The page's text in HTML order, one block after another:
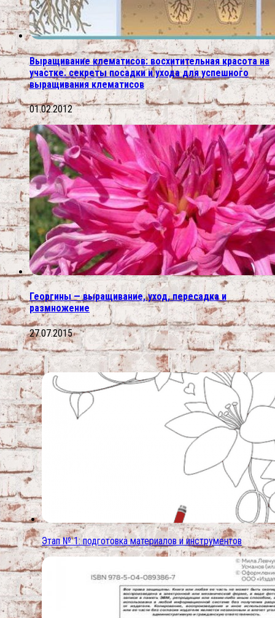
Выращивание клематисов: восхитительная красота на
участке. секреты посадки и ухода для успешного
выращивания клематисов
01.02.2012
Георгины — выращивание, уход, пересадка и
размножение
27.07.2015
Этап № 1: подготовка материалов и инструментов